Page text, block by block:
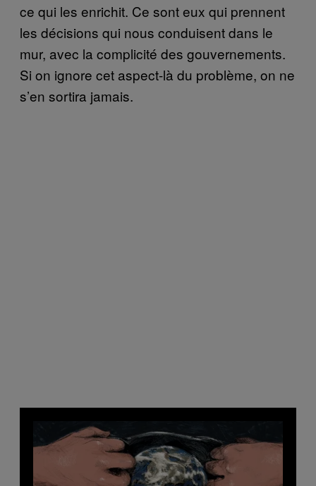
ce qui les enrichit. Ce sont eux qui prennent
les décisions qui nous conduisent dans le
mur, avec la complicité des gouvernements.
Si on ignore cet aspect-là du problème, on ne
s’en sortira jamais.